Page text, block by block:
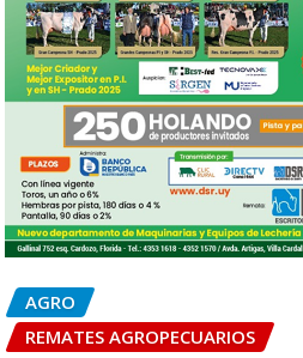
AGRO
REMATES AGROPECUARIOS